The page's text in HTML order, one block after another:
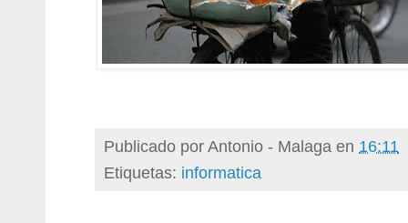
Publicado porAntonio - Malaga en 16:11
Etiquetas: informatica